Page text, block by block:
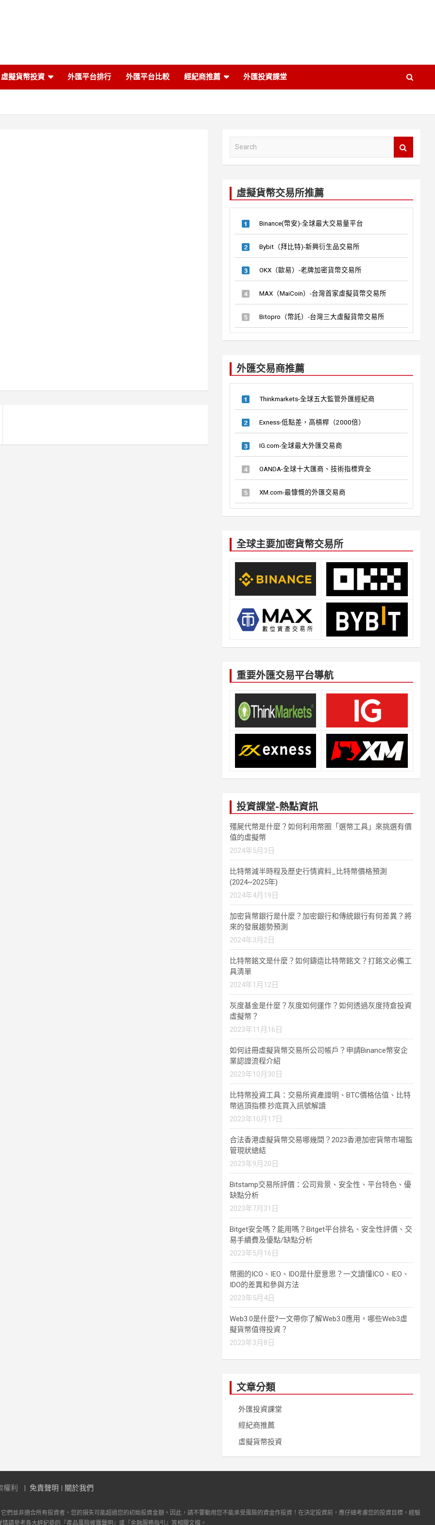
虛擬貨幣投資 外匯平台排行 外匯平台比較 經紀商推薦 外匯投資課堂
虛擬貨幣交易所推薦
Binance(幣安)-全球最大交易量平台
Bybit（拜比特)-新興衍生品交易所
OKX（歐易）-老牌加密貨幣交易所
MAX（MaiCoin）-台灣首家虛擬貨幣交易所
Bitopro（幣託）-台灣三大虛擬貨幣交易所
外匯交易商推薦
Thinkmarkets-全球五大監管外匯經紀商
Exness-低點差，高槓桿（2000倍）
IG.com-全球最大外匯交易商
OANDA-全球十大匯商、技術指標齊全
XM.com-最慷慨的外匯交易商
全球主要加密貨幣交易所
重要外匯交易平台導航
投資課堂-熱點資訊
殭屍代幣是什麼？如何利用幣圈「選幣工具」來挑選有價
值的虛擬幣
2024年5月3日
比特幣減半時程及歷史行情資料_比特幣價格預測
(2024~2025年)
2024年4月19日
加密貨幣銀行是什麼？加密銀行和傳統銀行有何差異？將
來的發展趨勢預測
2024年3月2日
比特幣銘文是什麼？如何鑄造比特幣銘文？打銘文必備工
具清單
2024年1月12日
灰度基金是什麼？灰度如何運作？如何透過灰度持倉投資
虛擬幣？
2023年11月16日
如何註冊虛擬貨幣交易所公司帳戶？申請Binance幣安企
業認證流程介紹
2023年10月30日
比特幣投資工具：交易所資產證明、BTC價格估值、比特
幣逃頂指標·抄底買入訊號解讀
2023年10月17日
合法香港虛擬貨幣交易哪幾間？2023香港加密貨幣市場監
管現狀總結
2023年9月20日
Bitstamp交易所評價：公司背景、安全性、平台特色、優
缺點分析
2023年7月31日
Bitget安全嗎？能用嗎？Bitget平台排名、安全性評價、交
易手續費及優點/缺點分析
2023年5月16日
幣圈的ICO、IEO、IDO是什麼意思？一文讀懂ICO、IEO、
IDO的差異和參與方法
2023年5月4日
Web3.0是什麼?一文帶你了解Web3.0應用，哪些Web3虛
擬貨幣值得投資？
2023年3月8日
文章分類
外匯投資課堂
經紀商推薦
虛擬貨幣投資
利 免責聲明 | 關於我們
們並非適合所有投資者，您的損失可能超過您的初始投資金額。因此，請不要動用您不能承受風險的資金作投資！在決定投資前，應仔細考慮您的投資目標，經驗
請參考各大經紀商的『產品風險披露聲明』或『金融服務指引』等相關文檔。